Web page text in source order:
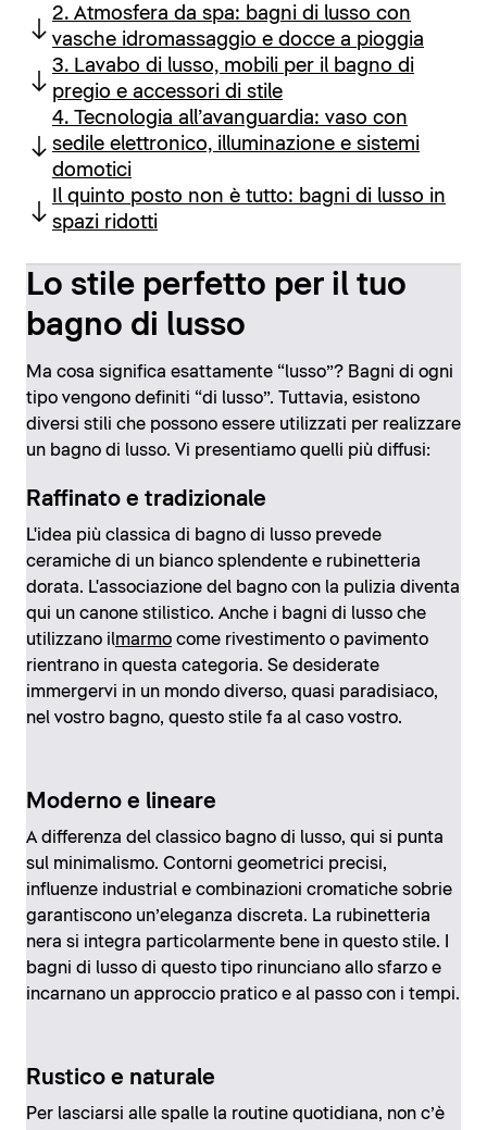
2. Atmosfera da spa: bagni di lusso con
vasche idromassaggio e docce a pioggia
3. Lavabo di lusso, mobili per il bagno di
pregio e accessori di stile
4. Tecnologia all’avanguardia: vaso con
sedile elettronico, illuminazione e sistemi
domotici
Il quinto posto non è tutto: bagni di lusso in
spazi ridotti
Lo stile perfetto per il tuo
bagno di lusso
Ma cosa significa esattamente “lusso”? Bagni di ogni
tipo vengono definiti “di lusso”. Tuttavia, esistono
diversi stili che possono essere utilizzati per realizzare
un bagno di lusso. Vi presentiamo quelli più diffusi:
Raffinato e tradizionale
L'idea più classica di bagno di lusso prevede
ceramiche di un bianco splendente e rubinetteria
dorata. L'associazione del bagno con la pulizia diventa
qui un canone stilistico. Anche i bagni di lusso che
utilizzano ilmarmo come rivestimento o pavimento
rientrano in questa categoria. Se desiderate
immergervi in un mondo diverso, quasi paradisiaco,
nel vostro bagno, questo stile fa al caso vostro.
Moderno e lineare
A differenza del classico bagno di lusso, qui si punta
sul minimalismo. Contorni geometrici precisi,
influenze industrial e combinazioni cromatiche sobrie
garantiscono un’eleganza discreta. La rubinetteria
nera si integra particolarmente bene in questo stile. I
bagni di lusso di questo tipo rinunciano allo sfarzo e
incarnano un approccio pratico e al passo con i tempi.
Rustico e naturale
Per lasciarsi alle spalle la routine quotidiana, non c’è